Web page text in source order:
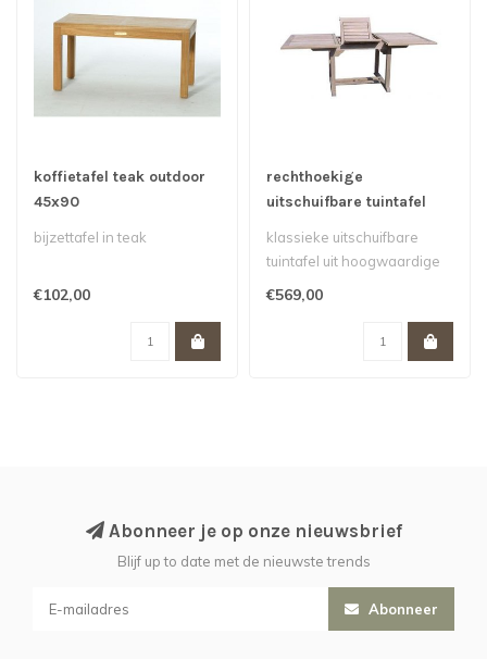
koffietafel teak outdoor
45x90
bijzettafel in teak
€102,00
rechthoekige
uitschuifbare tuintafel
klassieke uitschuifbare
tuintafel uit hoogwaardige
€569,00
Abonneer je op onze nieuwsbrief
Blijf up to date met de nieuwste trends
Abonneer